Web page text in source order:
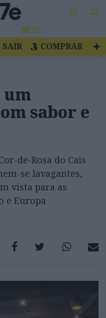
SE7E
SAIR
COMPRAR
um
sabor e
de-Rosa do Cais
se lavagantes,
vista para as
e Europa